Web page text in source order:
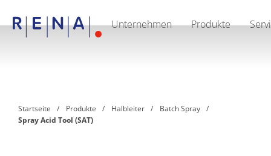
Unternehmen Produkte
RENA North America
RENA Polska
Startseite Produkte Halbleiter
Batch Spray
Spray Acid Tool (SAT)